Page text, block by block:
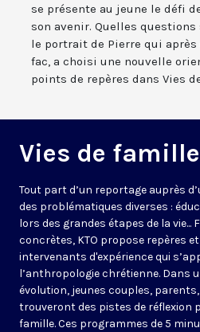
se présente au jeune le défi
son avenir. Quelles questions
le portrait de Pierre qui
fac, a choisi une nouvelle
points de repères dans Vies
Vies de famille
Tout part d’un reportage auprès
des problématiques diverses :
lors des grandes étapes de la vie...
concrètes, KTO propose repères
intervenants d'expérience qui
l’anthropologie chrétienne. Dans
évolution, jeunes couples,
trouveront des pistes de réflexion
famille. Ces programmes de 5